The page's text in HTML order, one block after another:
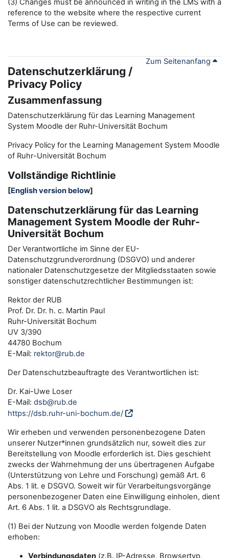
(3) Changes must be announced in writing in the LMS with a
reference to the website where the respective current
Terms of Use can be reviewed.
Zum Seitenanfang
Datenschutzerklärung /
Privacy Policy
Zusammenfassung
Datenschutzerklärung für das Learning Management
System Moodle der Ruhr-Universität Bochum
Privacy Policy for the Learning Management System Moodle
of Ruhr-Universität Bochum
Vollständige Richtlinie
[English version below]
Datenschutzerklärung für das Learning
Management System Moodle der Ruhr-
Universität Bochum
Der Verantwortliche im Sinne der EU-
Datenschutzgrundverordnung (DSGVO) und anderer
nationaler Datenschutzgesetze der Mitgliedsstaaten sowie
sonstiger datenschutzrechtlicher Bestimmungen ist:
Rektor der RUB
Prof. Dr. Dr. h. c. Martin Paul
Ruhr-Universität Bochum
UV 3/390
44780 Bochum
E-Mail: rektor@rub.de
Der Datenschutzbeauftragte des Verantwortlichen ist:
Dr. Kai-Uwe Loser
E-Mail: dsb@rub.de
https://dsb.ruhr-uni-bochum.de/
Wir erheben und verwenden personenbezogene Daten
unserer Nutzer*innen grundsätzlich nur, soweit dies zur
Bereitstellung von Moodle erforderlich ist. Dies geschieht
zwecks der Wahrnehmung der uns übertragenen Aufgabe
(Unterstützung von Lehre und Forschung) gemäß Art. 6
Abs. 1 lit. e DSGVO. Soweit wir für Verarbeitungsvorgänge
personenbezogener Daten eine Einwilligung einholen, dient
Art. 6 Abs. 1 lit. a DSGVO als Rechtsgrundlage.
(1) Bei der Nutzung von Moodle werden folgende Daten
erhoben:
Verbindungsdaten (z.B. IP-Adresse, Browsertyp,